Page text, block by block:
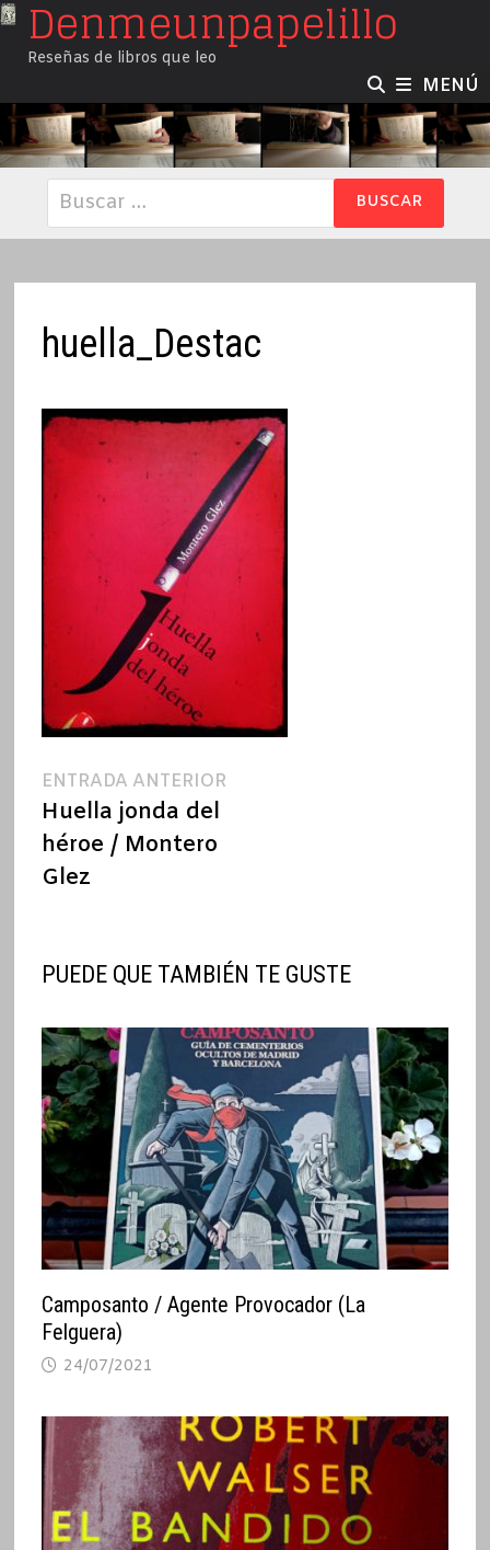
SaltarDenmeunpapelillo
Reseñas de libros que leo
MENÚ
Buscar:
huella_Destac
Navegación
de
entradas
ENTRADA ANTERIOREntrada
Huella jonda del
héroe / Montero
Glez
PUEDE QUE TAMBIÉN TE GUSTE
Camposanto / Agente Provocador (La
Felguera)
24/07/2021